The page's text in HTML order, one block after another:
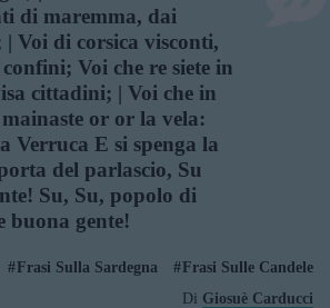
di maremma, dai
Voi di corsica visconti,
Voi che re siete in
cittadini; | Voi che in
or or la vela:
Verruca E si spenga la
del parlascio, Su
Su, Su, popolo di
buona gente!
Frasi Sulla Sardegna
Frasi Sulle Candele
Di Giosuè Carducci